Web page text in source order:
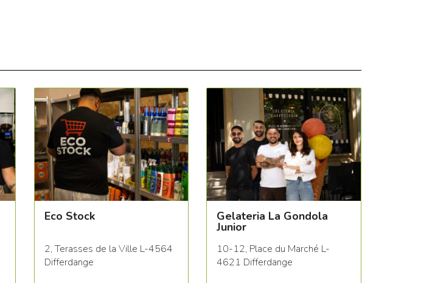
Eco Stock
2, Terasses de la Ville L-4564
Differdange
Gelateria La Gondola
Junior
10-12, Place du Marché L-
4621 Differdange